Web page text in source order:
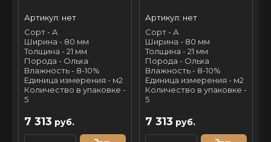
Артикул: нет
Сорт - А
Ширина - 80 мм
Толщина - 21 мм
Порода - Ольха
Влажность - 8-10%
Единица измерения - м2
Количество в упаковке -
5
7 313 руб.
Артикул: нет
Сорт - А
Ширина - 80 мм
Толщина - 21 мм
Порода - Ольха
Влажность - 8-10%
Единица измерения - м2
Количество в упаковке -
5
7 313 руб.